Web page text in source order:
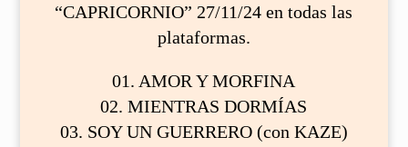
“CAPRICORNIO” 27/11/24 en todas las
plataformas.
01. AMOR Y MORFINA
02. MIENTRAS DORMÍAS
03. ⁠SOY UN GUERRERO (con KAZE)